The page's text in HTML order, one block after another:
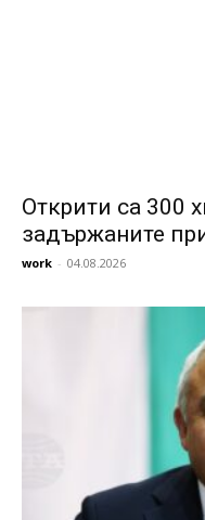
Открити са 300
задържаните
work - 04.08.2026